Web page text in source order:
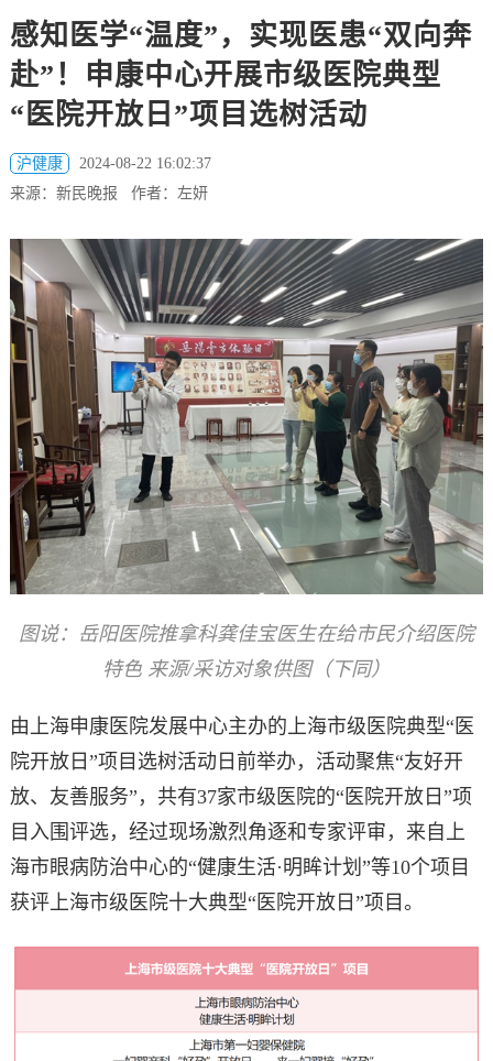
感知医学“温度”，实现医患“双向奔
赴”！申康中心开展市级医院典型
“医院开放日”项目选树活动
沪健康
2024-08-22 16:02:37
来源：新民晚报 作者：左妍
图说：岳阳医院推拿科龚佳宝医生在给市民介绍医院
特色 来源/采访对象供图（下同）
由上海申康医院发展中心主办的上海市级医院典型“医
院开放日”项目选树活动日前举办， 活动聚焦“友好开
放、友善服务”，共有37家市级医院的“医院开放日”项
目入围评选，经过现场激烈角逐和专家评审，来自上
海市眼病防治中心的“健康生活·明眸计划”等10个项目
获评上海市级医院十大典型“医院开放日”项目。